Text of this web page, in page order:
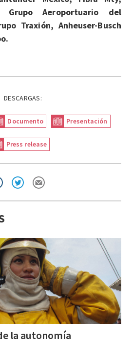
Grupo Aeroportuario del
Traxión, Anheuser-Busch
DESCARGAS:
Documento Presentación
Press release
la autonomía